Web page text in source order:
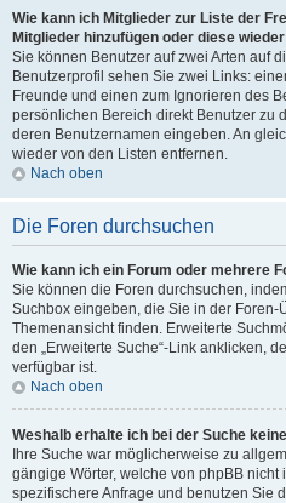
Wie kann ich Mitglieder zur Liste der
Mitglieder hinzufügen oder diese
Sie können Benutzer auf zwei Arten auf
Benutzerprofil sehen Sie zwei Links:
Freunde und einen zum Ignorieren des
persönlichen Bereich direkt Benutzer zu
deren Benutzernamen eingeben. An
wieder von den Listen entfernen.
Nach oben
Die Foren durchsuchen
Wie kann ich ein Forum oder mehrere
Sie können die Foren durchsuchen,
Suchbox eingeben, die Sie in der Foren-
Themenansicht finden. Erweiterte
den „Erweiterte Suche“-Link anklicken,
verfügbar ist.
Nach oben
Weshalb erhalte ich bei der Suche
Ihre Suche war möglicherweise zu
gängige Wörter, welche von phpBB
spezifischere Anfrage und benutzen Sie